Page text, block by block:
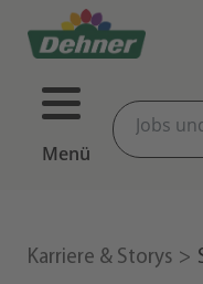
Menü
Karriere & Storys